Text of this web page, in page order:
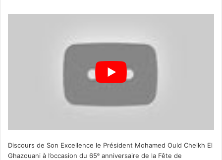
Discours de Son Excellence le Président Mohamed Ould Cheikh El
Ghazouani à l’occasion du 65ᵉ anniversaire de la Fête de